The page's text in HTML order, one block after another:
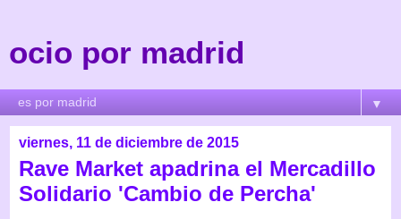
ocio por madrid
▼
viernes, 11 de diciembre de 2015
Rave Market apadrina el Mercadillo
Solidario 'Cambio de Percha'